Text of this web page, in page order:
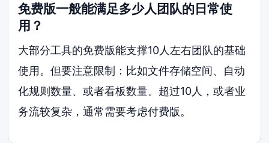
免费版一般能满足多少人团队的日常使
用？
大部分工具的免费版能支撑10人左右团队的基础
使用。但要注意限制：比如文件存储空间、自动
化规则数量、或者看板数量。超过10人，或者业
务流较复杂，通常需要考虑付费版。